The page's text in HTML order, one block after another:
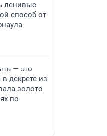
ленивые
способ от
— это
декрете из
золото
по